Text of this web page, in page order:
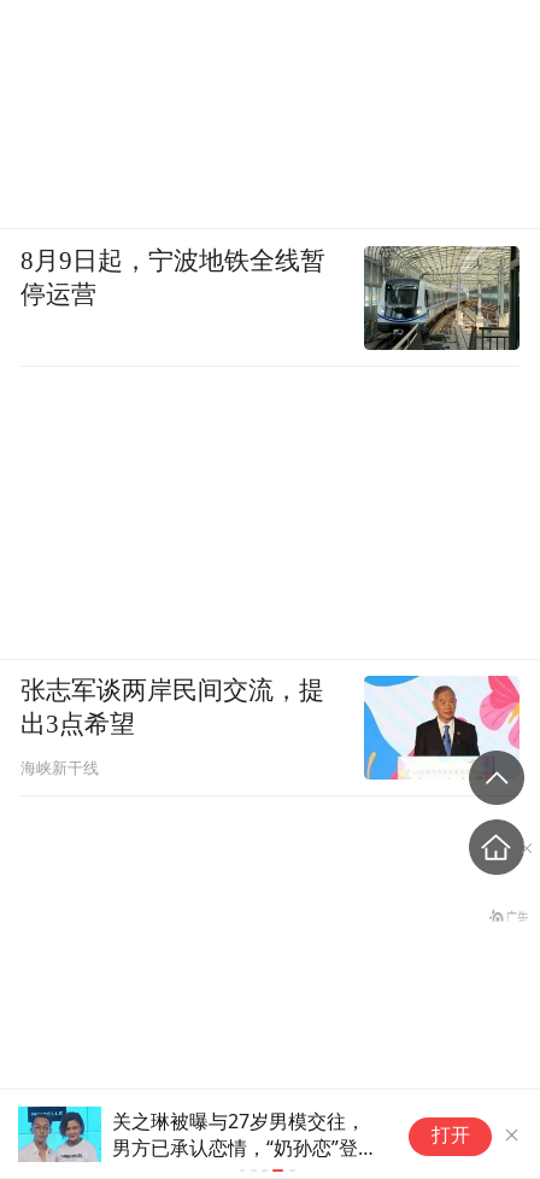
关之琳被曝与27岁男模交往，
男方已承认恋情，“奶孙恋”登顶
打开
8月9日起，宁波地铁全线暂
停运营
张志军谈两岸民间交流，提
出3点希望
海峡新干线
老挝国会主席赛宋蓬逝世